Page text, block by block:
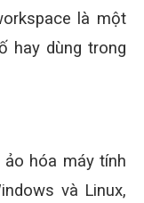
là một
hay dùng trong
hóa máy tính
và Linux,